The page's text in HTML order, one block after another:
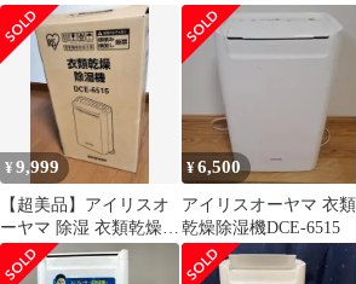
体 DCE-6515
衣類乾燥除湿機 タイマ
ー付 除湿量 6.5L コン
プレッサー方式 DCE-
¥9,999
【超美品】アイリスオ
ーヤマ 除湿 衣類乾燥
除湿量 6.5L DCE-6515
¥6,500
アイリスオーヤマ 衣類
乾燥除湿機DCE-6515